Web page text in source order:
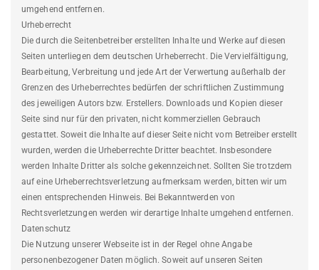
umgehend entfernen.
Urheberrecht
Die durch die Seitenbetreiber erstellten Inhalte und Werke auf diesen
Seiten unterliegen dem deutschen Urheberrecht. Die Vervielfältigung,
Bearbeitung, Verbreitung und jede Art der Verwertung außerhalb der
Grenzen des Urheberrechtes bedürfen der schriftlichen Zustimmung
des jeweiligen Autors bzw. Erstellers. Downloads und Kopien dieser
Seite sind nur für den privaten, nicht kommerziellen Gebrauch
gestattet. Soweit die Inhalte auf dieser Seite nicht vom Betreiber erstellt
wurden, werden die Urheberrechte Dritter beachtet. Insbesondere
werden Inhalte Dritter als solche gekennzeichnet. Sollten Sie trotzdem
auf eine Urheberrechtsverletzung aufmerksam werden, bitten wir um
einen entsprechenden Hinweis. Bei Bekanntwerden von
Rechtsverletzungen werden wir derartige Inhalte umgehend entfernen.
Datenschutz
Die Nutzung unserer Webseite ist in der Regel ohne Angabe
personenbezogener Daten möglich. Soweit auf unseren Seiten